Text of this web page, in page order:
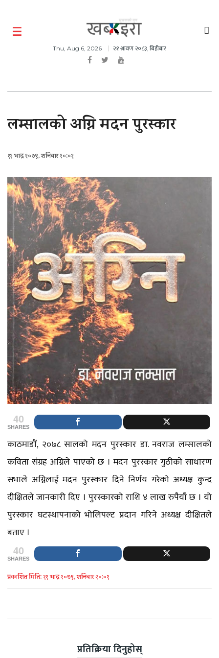
Thu, Aug 6, 2026 २१ श्रावण २०८३, बिहीबार
लम्सालको अग्नि मदन पुरस्कार
११ भाद्र २०७९, शनिबार २०:०१
40
SHARES
काठमाडौं, २०७८ सालको मदन पुरस्कार डा. नवराज लम्सालको
कविता संग्रह अग्निले पाएको छ । मदन पुरस्कार गुठीको साधारण
सभाले अग्निलाई मदन पुरस्कार दिने निर्णय गरेको अध्यक्ष कुन्द
दीक्षितले जानकारी दिए । पुरस्कारको राशि ४ लाख रुपैयाँ छ । यो
पुरस्कार घटस्थापनाको भोलिपल्ट प्रदान गरिने अध्यक्ष दीक्षितले
बताए ।
40
SHARES
प्रकाशित मिति: ११ भाद्र २०७९, शनिबार २०:०१
प्रतिक्रिया दिनुहोस्